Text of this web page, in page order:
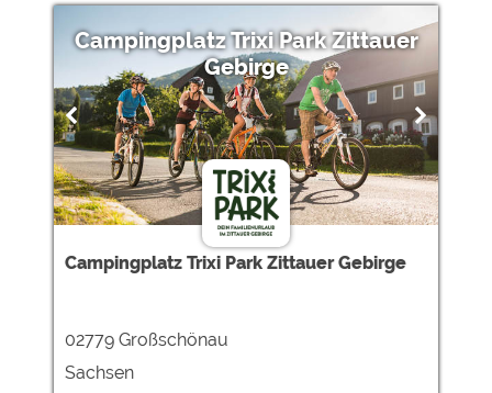
Campingplatz Trixi Park Zittauer
Gebirge
Campingplatz Trixi Park Zittauer Gebirge
02779 Großschönau
Sachsen